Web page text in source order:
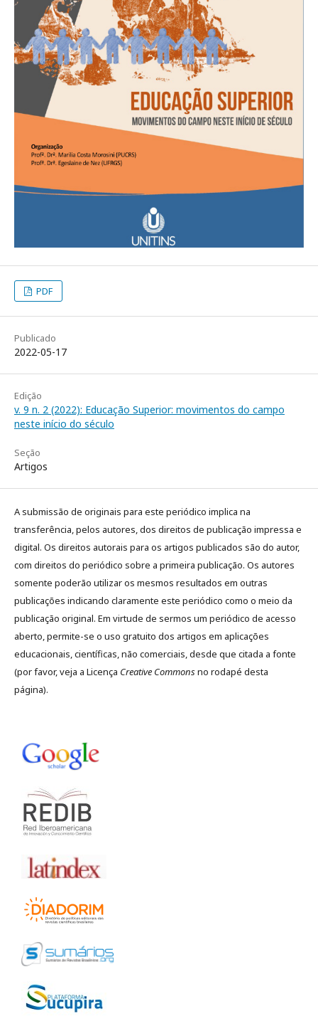
PDF
Publicado
2022-05-17
Edição
v. 9 n. 2 (2022): Educação Superior: movimentos do campo
neste início do século
Seção
Artigos
A submissão de originais para este periódico implica na
transferência, pelos autores, dos direitos de publicação impressa e
digital. Os direitos autorais para os artigos publicados são do autor,
com direitos do periódico sobre a primeira publicação. Os autores
somente poderão utilizar os mesmos resultados em outras
publicações indicando claramente este periódico como o meio da
publicação original. Em virtude de sermos um periódico de acesso
aberto, permite-se o uso gratuito dos artigos em aplicações
educacionais, científicas, não comerciais, desde que citada a fonte
(por favor, veja a Licença Creative Commonsno rodapé desta
página).